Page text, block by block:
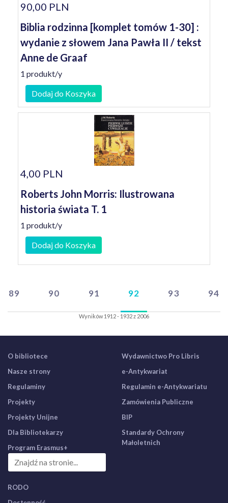
90,00 PLN
Biblia rodzinna [komplet tomów 1-30] :
wydanie z słowem Jana Pawła II / tekst
Anne de Graaf
1 produkt/y
Dodaj do Koszyka
4,00 PLN
Roberts John Morris: Ilustrowana
historia świata T. 1
1 produkt/y
Dodaj do Koszyka
89 90 91 92 93 94
Wyników 1912 - 1932 z 2006
O bibliotece
Nasze strony
Regulaminy
Projekty
Projekty Unijne
Dla Bibliotekarzy
Program Erasmus+
Wydawnictwo Pro Libris
e-Antykwariat
Regulamin e-Antykwariatu
Zamówienia Publiczne
BIP
Standardy Ochrony
Małoletnich
RODO